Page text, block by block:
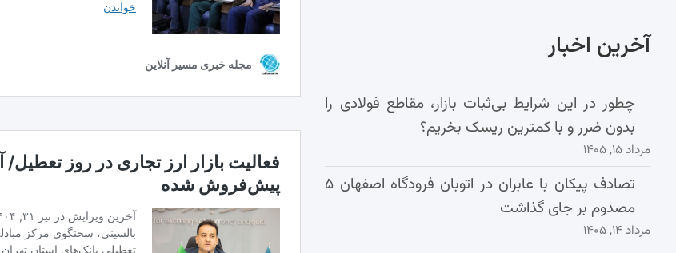
آخرین اخبار
چطور در این شرایط بی‌ثبات بازار، مقاطع فولادی را
بدون ضرر و با کمترین ریسک بخریم؟
مرداد ۱۵, ۱۴۰۵
تصادف پیکان با عابران در اتوبان فرودگاه اصفهان ۵
مصدوم بر جای گذاشت
مرداد ۱۴, ۱۴۰۵